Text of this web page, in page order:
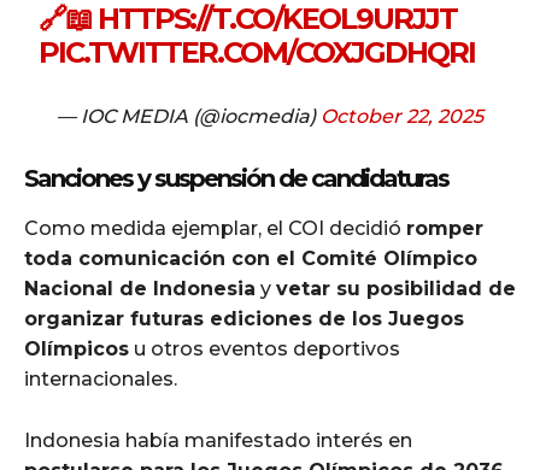
🔗📖 HTTPS://T.CO/KEOL9URJJT
PIC.TWITTER.COM/COXJGDHQRI
— IOC MEDIA (@iocmedia) October 22, 2025
Sanciones y suspensión de candidaturas
Como medida ejemplar, el COI decidió romper
toda comunicación con el Comité Olímpico
Nacional de Indonesia y vetar su posibilidad de
organizar futuras ediciones de los Juegos
Olímpicos u otros eventos deportivos
internacionales.
Indonesia había manifestado interés en